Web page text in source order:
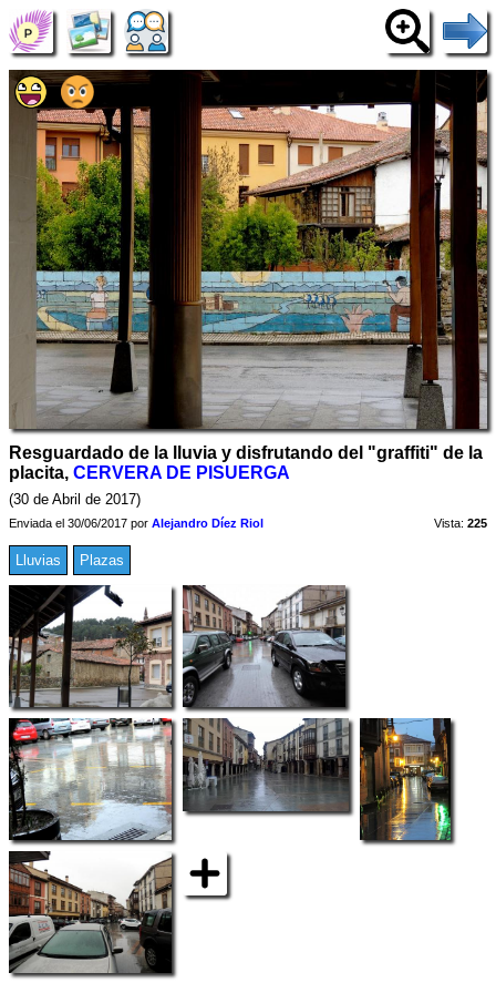
Resguardado de la lluvia y disfrutando del "graffiti" de la
placita, CERVERA DE PISUERGA
(30 de Abril de 2017)
Enviada el 30/06/2017 por Alejandro Díez Riol Vista: 225
Lluvias Plazas